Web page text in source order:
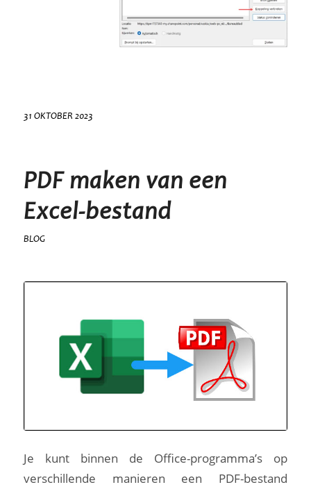
31 OKTOBER 2023
PDF maken van een
Excel-bestand
BLOG
Je kunt binnen de Office-programma’s op
verschillende manieren een PDF-bestand